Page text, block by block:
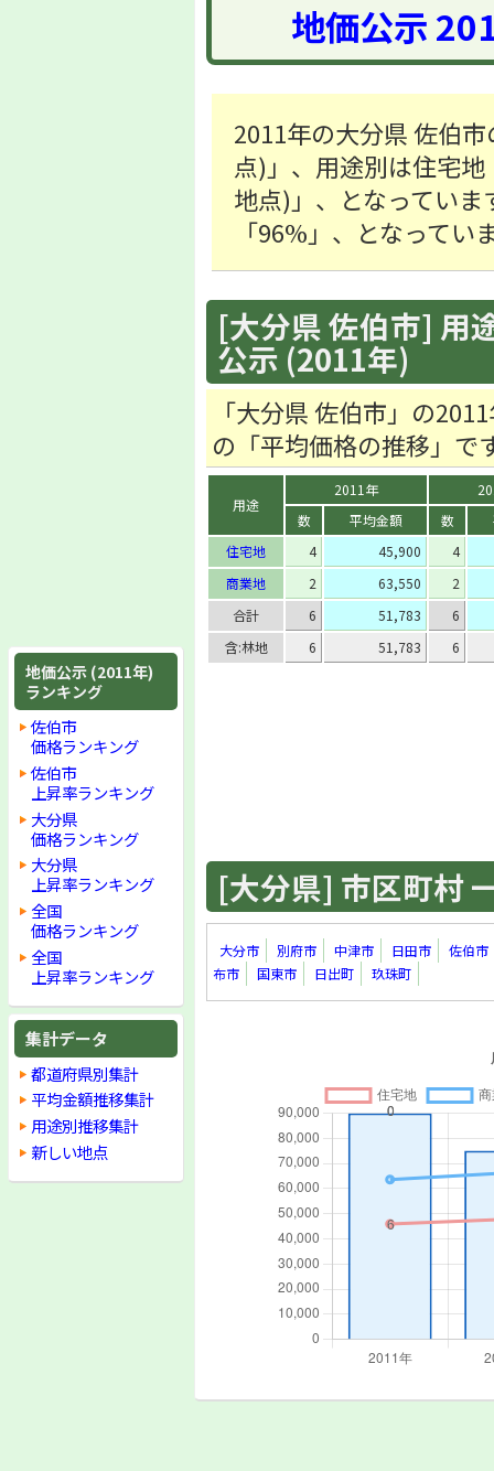
地価公示 (2011年)
ランキング
佐伯市
価格ランキング
佐伯市
上昇率ランキング
大分県
価格ランキング
大分県
上昇率ランキング
全国
価格ランキング
全国
上昇率ランキング
集計データ
都道府県別集計
平均金額推移集計
用途別推移集計
新しい地点
地価公示
2011年の大分県 佐伯
点)」、用途別は住宅
地点)」、となってい
「96%」、となってい
[大分県 佐伯市] 用
公示 (2011年)
「大分県 佐伯市」の
の「平均価格の推移」で
用途
2011年
数
平均金額 数
住宅地
4 45,900
4
商業地
2 63,550
2
合計
6 51,783
6
含:林地
6 51,783 6
[大分県] 市区町村
大分市 別府市 中津市 日田市
佐伯市
布市
国東市 日出町 玖珠町